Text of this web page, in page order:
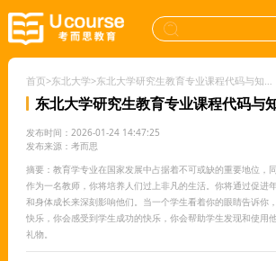
首页>东北大学> 东北大学研究生教育专业课程代码与知识涵盖
东北大学研究生教育专业课程代码与
发布时间：2026-01-24 14:47:25
发布来源：考而思
摘要：教育学专业在国家发展中占据着不可或缺的重要地位，
作为一名教师，你将培养人们过上非凡的生活。你将通过促进
和身体成长来深刻影响他们。当一个学生看着你的眼睛告诉你
快乐，你会感受到学生成功的快乐，你会帮助学生发现和使用
礼物。